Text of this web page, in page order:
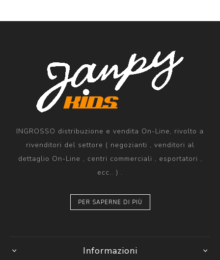
INGROSSO distribuzione e vendita On-Line, rivolto a
rivenditori del settore ( negozianti , venditori al
dettaglio On-Line , centri commerciali , esportatori ,
ecc.. ) .
PER SAPERNE DI PIÙ
Informazioni